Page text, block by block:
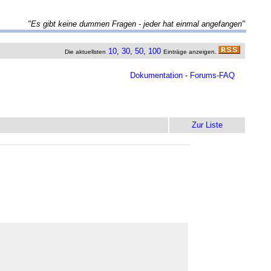
"Es gibt keine dummen Fragen - jeder hat einmal angefangen"
Die aktuellsten 10, 30, 50, 100 Einträge anzeigen.
Dokumentation - Forums-FAQ
Zur Liste